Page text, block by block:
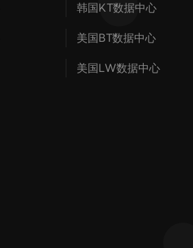
韩国KT数据中心
美国BT数据中心
美国LW数据中心